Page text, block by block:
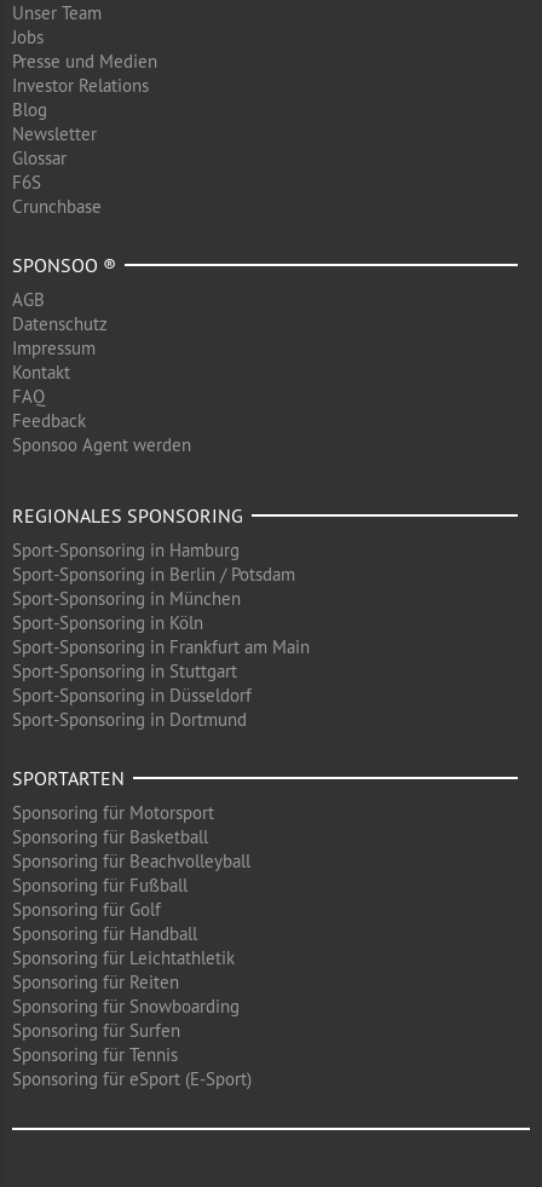
Unser Team
Jobs
Presse und Medien
Investor Relations
Blog
Newsletter
Glossar
F6S
Crunchbase
SPONSOO ®
AGB
Datenschutz
Impressum
Kontakt
FAQ
Feedback
Sponsoo Agent werden
REGIONALES SPONSORING
Sport-Sponsoring in Hamburg
Sport-Sponsoring in Berlin / Potsdam
Sport-Sponsoring in München
Sport-Sponsoring in Köln
Sport-Sponsoring in Frankfurt am Main
Sport-Sponsoring in Stuttgart
Sport-Sponsoring in Düsseldorf
Sport-Sponsoring in Dortmund
SPORTARTEN
Sponsoring für Motorsport
Sponsoring für Basketball
Sponsoring für Beachvolleyball
Sponsoring für Fußball
Sponsoring für Golf
Sponsoring für Handball
Sponsoring für Leichtathletik
Sponsoring für Reiten
Sponsoring für Snowboarding
Sponsoring für Surfen
Sponsoring für Tennis
Sponsoring für eSport (E-Sport)